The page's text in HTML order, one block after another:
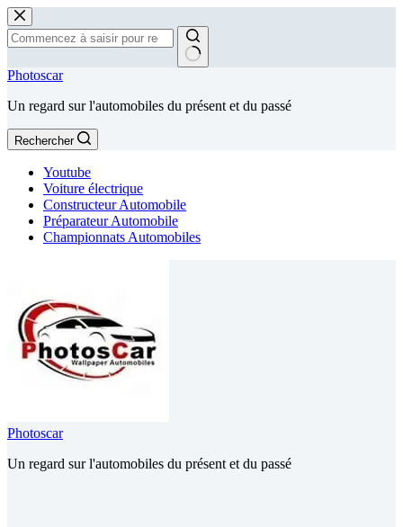
Passer
au
contenu
Aucun
Photoscar
Un regard sur l'automobiles du présent et du passé
Rechercher
Youtube
Voiture électrique
Constructeur Automobile
Préparateur Automobile
Championnats Automobiles
Photoscar
Un regard sur l'automobiles du présent et du passé